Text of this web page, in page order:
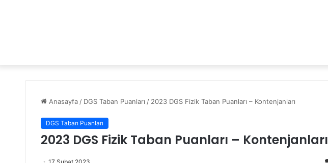
Anasayfa / DGS Taban Puanları / 2023 DGS Fizik Taban Puanları – Kontenjanları
DGS Taban Puanları
2023 DGS Fizik Taban Puanları – Kontenjanları